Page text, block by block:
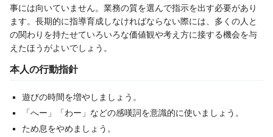
事には向いていません。業務の質を選んで指示を出す必要があり
ます。長期的に指導育成しなければならない際には、多くの人と
の関わりを持たせていろいろな価値観や考え方に接する機会を与
えたほうがよいでしょう。
本人の行動指針
遊びの時間を増やしましょう。
「へー」「わー」などの感嘆詞を意識的に使いましょう。
ため息をやめましょう。